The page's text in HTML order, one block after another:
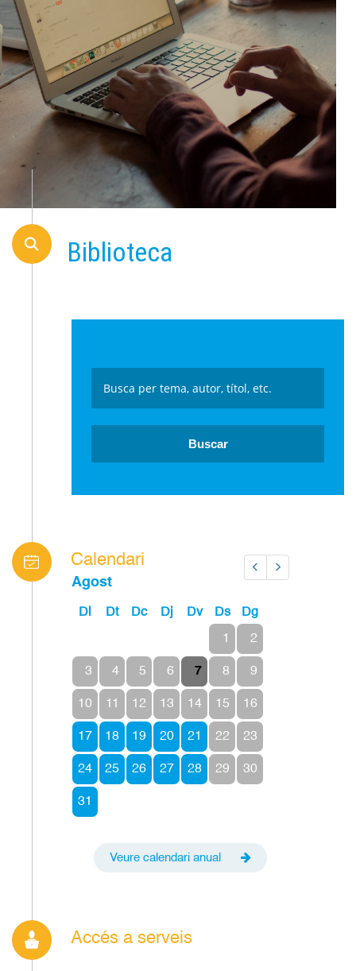
Biblioteca
Calendari Anterior
Agost
Dl Dt Dc Dj Dv Ds Dg
1 2
3 4 5 6 7 8 9
10 11 12 13 14 15 16
17 18 19 20 21 22 23
24 25 26 27 28 29 30
31
Veure calendari anual
Accés a serveis